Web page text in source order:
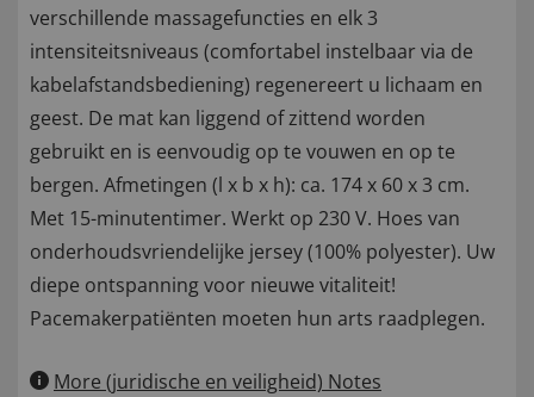
verschillende massagefuncties en elk 3
intensiteitsniveaus (comfortabel instelbaar via de
kabelafstandsbediening) regenereert u lichaam en
geest. De mat kan liggend of zittend worden
gebruikt en is eenvoudig op te vouwen en op te
bergen. Afmetingen (l x b x h): ca. 174 x 60 x 3 cm.
Met 15-minutentimer. Werkt op 230 V. Hoes van
onderhoudsvriendelijke jersey (100% polyester). Uw
diepe ontspanning voor nieuwe vitaliteit!
Pacemakerpatiënten moeten hun arts raadplegen.
More (juridische en veiligheid) Notes